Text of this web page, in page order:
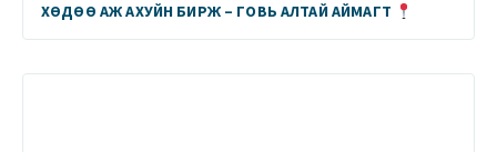
ХӨДӨӨ АЖ АХУЙН БИРЖ – ГОВЬ АЛТАЙ АЙМАГТ